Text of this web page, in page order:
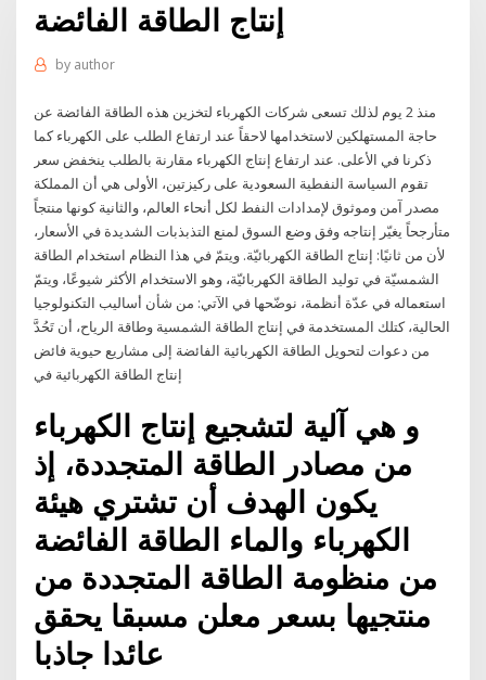
إنتاج الطاقة الفائضة
by author
منذ 2 يوم لذلك تسعى شركات الكهرباء لتخزين هذه الطاقة الفائضة عن
حاجة المستهلكين لاستخدامها لاحقاً عند ارتفاع الطلب على الكهرباء كما
ذكرنا في الأعلى. عند ارتفاع إنتاج الكهرباء مقارنة بالطلب ينخفض سعر
تقوم السياسة النفطية السعودية على ركيزتين، الأولى هي أن المملكة
مصدر آمن وموثوق لإمدادات النفط لكل أنحاء العالم، والثانية كونها منتجاً
متأرجحاً يغيّر إنتاجه وفق وضع السوق لمنع التذبذبات الشديدة في الأسعار،
لأن من ثانيًا: إنتاج الطاقة الكهربائيّة. ويتمّ في هذا النظام استخدام الطاقة
الشمسيّة في توليد الطاقة الكهربائيّة، وهو الاستخدام الأكثر شيوعًا، ويتمّ
استعماله في عدّة أنظمة، نوضّحها في الآتي: من شأن أساليب التكنولوجيا
الحالية، كتلك المستخدمة في إنتاج الطاقة الشمسية وطاقة الرياح، أن تَحُدَّ
من دعوات لتحويل الطاقة الكهربائية الفائضة إلى مشاريع حيوية فائض
إنتاج الطاقة الكهربائية في
و هي آلية لتشجيع إنتاج الكهرباء
من مصادر الطاقة المتجددة، إذ
يكون الهدف أن تشتري هيئة
الكهرباء والماء الطاقة الفائضة
من منظومة الطاقة المتجددة من
منتجيها بسعر معلن مسبقا يحقق
عائدا جاذبا